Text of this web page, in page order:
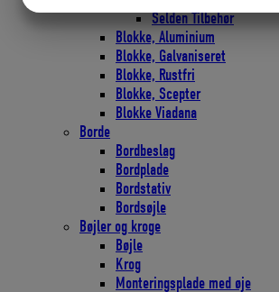
Selden Tilbehør
Blokke, Aluminium
Blokke, Galvaniseret
Blokke, Rustfri
Blokke, Scepter
Blokke Viadana
Borde
Bordbeslag
Bordplade
Bordstativ
Bordsøjle
Bøjler og kroge
Bøjle
Krog
Monteringsplade med øje
MARKETING